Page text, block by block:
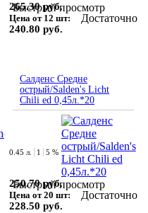
Быстрый просмотр
265.30 руб.
Цена от 12 шт:
240.80 руб.
Достаточно
Салденс Средне
острый/Salden's Licht
Chili ed 0,45л.*20
Быстрый просмотр
0.45 л. 1 5 %
250.70 руб.
Цена от 20 шт:
228.50 руб.
Достаточно